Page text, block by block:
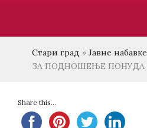
Стари град » Јавне набавке
ЗА ПОДНОШЕЊЕ ПОНУДА
Share this...